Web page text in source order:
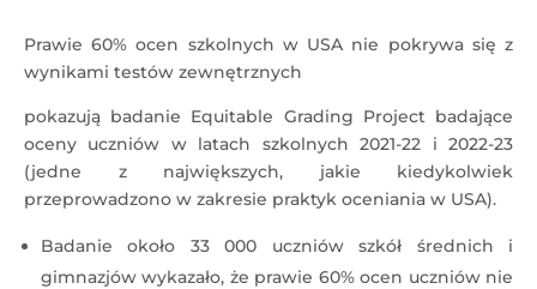
Prawie 60% ocen szkolnych w USA nie pokrywa się z
wynikami testów zewnętrznych
pokazują badanie Equitable Grading Project badające
oceny uczniów w latach szkolnych 2021-22 i 2022-23
(jedne z największych, jakie kiedykolwiek
przeprowadzono w zakresie praktyk oceniania w USA).
Badanie około 33 000 uczniów szkół średnich i
gimnazjów wykazało, że prawie 60% ocen uczniów nie